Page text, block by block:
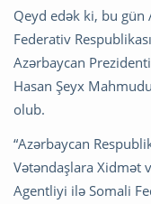
Qeyd edək ki, bu gün
Federativ
Azərbaycan
Hasan Şeyx
olub.
“Azərbaycan
Vətəndaşlara Xidmət
Agentliyi ilə Somali